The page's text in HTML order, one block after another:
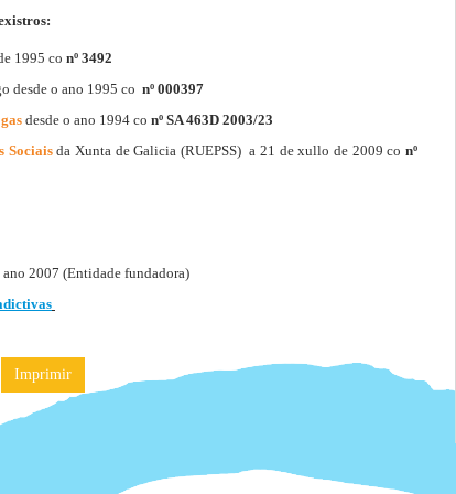
1995 co nº 3492
desde o ano 1995 co nº 000397
desde o ano 1994 co nº SA 463D 2003/23
Sociaisda Xunta de Galicia (RUEPSS) a 21 de xullo de 2009 conº
ano 2007 (Entidade fundadora)
Imprimir